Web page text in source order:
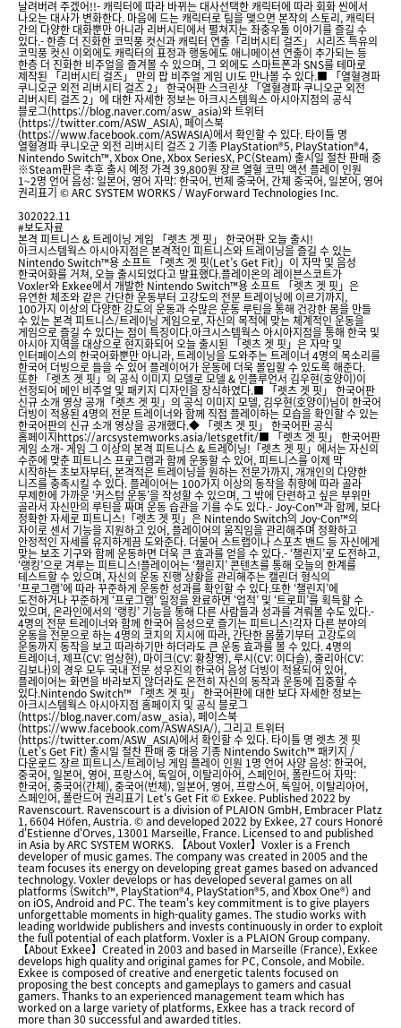
날려버려 주겠어!!- 캐릭터에 따라 바뀌는 대사선택한 캐릭터에 따라 회화 씬에서
나오는 대사가 변화한다. 마음에 드는 캐릭터로 팀을 맺으면 본작의 스토리, 캐릭터
간의 다양한 대화뿐만 아니라 리버시티에서 펼쳐지는 좌충우돌 이야기를 즐길 수
있다.- 한층 더 진화한 코믹풍 컷신과 캐릭터 연출「리버시티 걸즈」 시리즈 특유의
코믹풍 컷신 이외에도 캐릭터의 표정과 행동에도 애니메이션 연출이 추가되는 등
한층 더 진화한 비주얼을 즐겨볼 수 있으며, 그 외에도 스마트폰과 SNS를 테마로
제작된 「리버시티 걸즈」 만의 팝 비주얼 게임 UI도 만나볼 수 있다.■ 「열혈경파
쿠니오군 외전 리버시티 걸즈 2」 한국어판 스크린샷 「열혈경파 쿠니오군 외전
리버시티 걸즈 2」에 대한 자세한 정보는 아크시스템웍스 아시아지점의 공식
블로그(https://blog.naver.com/asw_asia)와 트위터
(https://twitter.com/ASW_ASIA), 페이스북
(https://www.facebook.com/ASWASIA)에서 확인할 수 있다. 타이틀 명
열혈경파 쿠니오군 외전 리버시티 걸즈 2 기종 PlayStation®5, PlayStation®4,
Nintendo Switch™, Xbox One, Xbox SeriesX, PC(Steam) 출시일 절찬 판매 중
※Steam판은 추후 출시 예정 가격 39,800원 장르 열혈 코믹 액션 플레이 인원
1~2명 언어 음성: 일본어, 영어 자막: 한국어, 번체 중국어, 간체 중국어, 일본어, 영어
권리표기 © ARC SYSTEM WORKS / WayForward Technologies Inc.
302022.11
#보도자료
본격 피트니스 & 트레이닝 게임 「렛츠 겟 핏」 한국어판 오늘 출시!
아크시스템웍스 아시아지점은 본격적인 피트니스와 트레이닝을 즐길 수 있는
Nintendo Switch™용 소프트 「렛츠 겟 핏(Let’s Get Fit)」이 자막 및 음성
한국어화를 거쳐, 오늘 출시되었다고 발표했다.플레이온의 레이븐스코트가
Voxler와 Exkee에서 개발한 Nintendo Switch™용 소프트 「렛츠 겟 핏」은
유연한 체조와 같은 간단한 운동부터 고강도의 전문 트레이닝에 이르기까지,
100가지 이상의 다양한 강도의 운동과 수많은 운동 루틴을 통해 건강한 몸을 만들
수 있는 본격 피트니스/트레이닝 게임으로, 자신의 목적에 맞는 체계적인 운동을
게임으로 즐길 수 있다는 점이 특징이다.아크시스템웍스 아시아지점을 통해 한국 및
아시아 지역을 대상으로 현지화되어 오늘 출시된 「렛츠 겟 핏」은 자막 및
인터페이스의 한국어화뿐만 아니라, 트레이닝을 도와주는 트레이너 4명의 목소리를
한국어 더빙으로 들을 수 있어 플레이어가 운동에 더욱 몰입할 수 있도록 해준다.
또한 「렛츠 겟 핏」의 공식 이미지 모델로 모델 & 인플루언서 김우현(호양이)이
선정되어 메인 비주얼 및 패키지 디자인을 장식하였다.■ 「렛츠 겟 핏」 한국어판
신규 소개 영상 공개「렛츠 겟 핏」의 공식 이미지 모델, 김우현(호양이)님이 한국어
더빙이 적용된 4명의 전문 트레이너와 함께 직접 플레이하는 모습을 확인할 수 있는
한국어판의 신규 소개 영상을 공개했다.◆ 「렛츠 겟 핏」 한국어판 공식
홈페이지https://arcsystemworks.asia/letsgetfit/■ 「렛츠 겟 핏」 한국어판
게임 소개- 게임 그 이상의 본격 피트니스 & 트레이닝!「렛츠 겟 핏」에서는 자신의
수준에 맞춘 피트니스 프로그램과 함께 운동할 수 있어, 피트니스를 이제 막
시작하는 초보자부터, 본격적은 트레이닝을 원하는 전문가까지, 개개인의 다양한
니즈를 충족시킬 수 있다. 플레이어는 100가지 이상의 동작을 취향에 따라 골라
무제한에 가까운 ‘커스텀 운동’을 작성할 수 있으며, 그 밖에 단련하고 싶은 부위만
골라서 자신만의 루틴을 짜며 운동 습관을 기를 수도 있다.- Joy-Con™과 함께, 보다
정확한 자세로 피트니스!「렛츠 겟 핏」은 Nintendo Switch의 Joy-Con™의
자이로 센서 기능을 지원하고 있어, 플레이어의 움직임을 관리해주며 정확하고
안정적인 자세를 유지하게끔 도와준다. 더불어 스트랩이나 스포츠 밴드 등 자신에게
맞는 보조 기구와 함께 운동하면 더욱 큰 효과를 얻을 수 있다.- ‘챌린지’로 도전하고,
‘랭킹’으로 겨루는 피트니스!플레이어는 ‘챌린지’ 콘텐츠를 통해 오늘의 한계를
테스트할 수 있으며, 자신의 운동 진행 상황을 관리해주는 캘린더 형식의
‘프로그램’에 따라 꾸준하게 운동한 성과를 확인할 수 있다.또한 ‘챌린지’에
도전하거나 꾸준하게 ‘프로그램’ 일정을 완료하면 ‘업적’ 및 ‘트로피’를 획득할 수
있으며, 온라인에서의 ‘랭킹’ 기능을 통해 다른 사람들과 성과를 겨뤄볼 수도 있다.-
4명의 전문 트레이너와 함께 한국어 음성으로 즐기는 피트니스!각자 다른 분야의
운동을 전문으로 하는 4명의 코치의 지시에 따라, 간단한 몸풀기부터 고강도의
운동까지 동작을 보고 따라하기만 하더라도 큰 운동 효과를 볼 수 있다. 4명의
트레이너, 제프(CV: 엄상현), 마이크(CV: 황창영), 루시(CV: 이다슬), 줄리아(CV:
김보나)의 경우 모두 국내 전문 성우진의 한국어 음성 더빙이 적용되어 있어,
플레이어는 화면을 바라보지 않더라도 온전히 자신의 동작과 운동에 집중할 수
있다.Nintendo Switch™ 「렛츠 겟 핏」 한국어판에 대한 보다 자세한 정보는
아크시스템웍스 아시아지점 홈페이지 및 공식 블로그
(https://blog.naver.com/asw_asia), 페이스북
(https://www.facebook.com/ASWASIA/), 그리고 트위터
(https://twitter.com/ASW_ASIA)에서 확인할 수 있다. 타이틀 명 렛츠 겟 핏
(Let’s Get Fit) 출시일 절찬 판매 중 대응 기종 Nintendo Switch™ 패키지 /
다운로드 장르 피트니스/트레이닝 게임 플레이 인원 1명 언어 사양 음성: 한국어,
중국어, 일본어, 영어, 프랑스어, 독일어, 이탈리아어, 스페인어, 폴란드어 자막:
한국어, 중국어(간체), 중국어(번체), 일본어, 영어, 프랑스어, 독일어, 이탈리아어,
스페인어, 폴란드어 권리표기 Let's Get Fit © Exkee. Published 2022 by
Ravenscourt. Ravenscourt is a division of PLAION GmbH, Embracer Platz
1, 6604 Höfen, Austria. © and developed 2022 by Exkee, 27 cours Honoré
d'Estienne d'Orves, 13001 Marseille, France. Licensed to and published
in Asia by ARC SYSTEM WORKS. 【About Voxler】Voxler is a French
developer of music games. The company was created in 2005 and the
team focuses its energy on developing great games based on advanced
technology. Voxler develops or has developed several games on all
platforms (Switch™, PlayStation®4, PlayStation®5, and Xbox One®) and
on iOS, Android and PC. The team's key commitment is to give players
unforgettable moments in high-quality games. The studio works with
leading worldwide publishers and invests continuously in order to exploit
the full potential of each platform. Voxler is a PLAION Group company.
【About Exkee】Created in 2003 and based in Marseille (France), Exkee
develops high quality and original games for PC, Console, and Mobile.
Exkee is composed of creative and energetic talents focused on
proposing the best concepts and gameplays to gamers and casual
gamers. Thanks to an experienced management team which has
worked on a large variety of platforms, Exkee has a track record of
more than 30 successful and awarded titles.